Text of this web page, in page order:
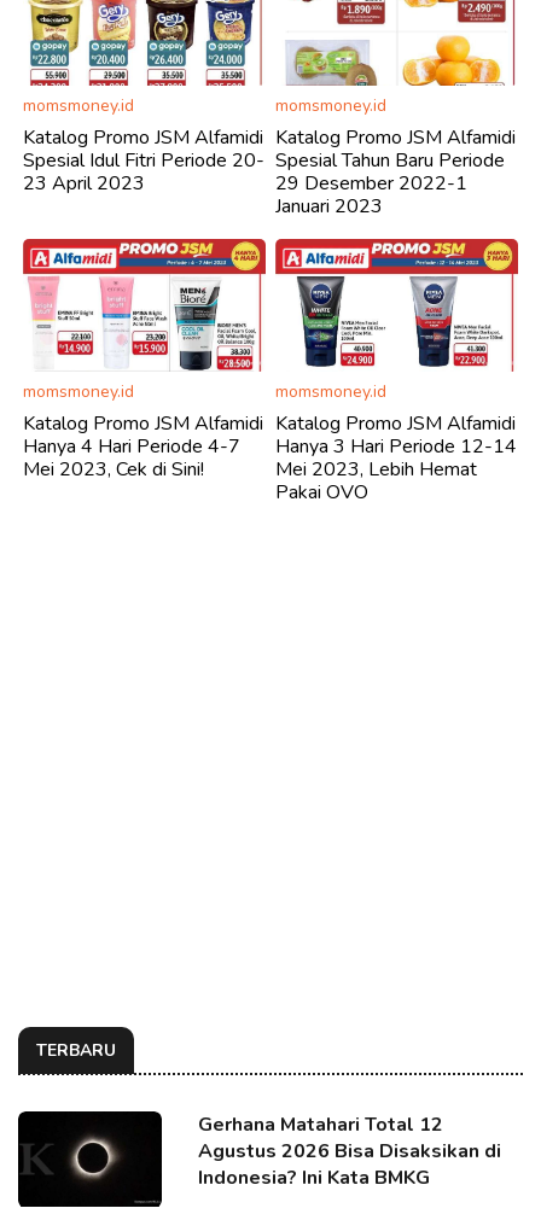
momsmoney.id
Katalog Promo JSM Alfamidi
Spesial Idul Fitri Periode 20-
23 April 2023
momsmoney.id
Katalog Promo JSM Alfamidi
Spesial Tahun Baru Periode
29 Desember 2022-1
Januari 2023
momsmoney.id
Katalog Promo JSM Alfamidi
Hanya 4 Hari Periode 4-7
Mei 2023, Cek di Sini!
momsmoney.id
Katalog Promo JSM Alfamidi
Hanya 3 Hari Periode 12-14
Mei 2023, Lebih Hemat
Pakai OVO
TERBARU
Gerhana Matahari Total 12
Agustus 2026 Bisa Disaksikan di
Indonesia? Ini Kata BMKG